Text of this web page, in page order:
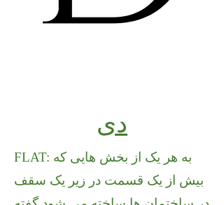
دی
FLAT: به هر یک از بخش هایی که
بیش از یک قسمت در زیر یک سقف